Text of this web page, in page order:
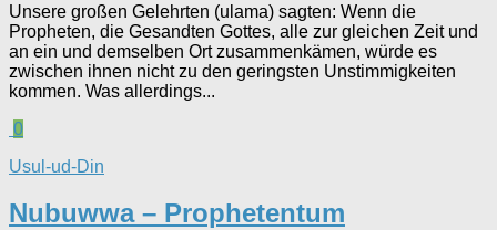
Unsere großen Gelehrten (ulama) sagten: Wenn die
Propheten, die Gesandten Gottes, alle zur gleichen Zeit und
an ein und demselben Ort zusammenkämen, würde es
zwischen ihnen nicht zu den geringsten Unstimmigkeiten
kommen. Was allerdings...
0
Usul-ud-Din
Nubuwwa – Prophetentum